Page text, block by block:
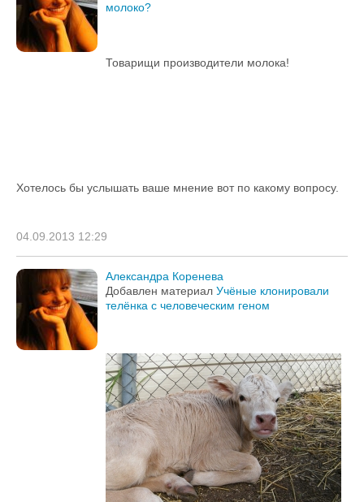
молоко?
Товарищи производители молока!
Хотелось бы услышать ваше мнение вот по какому вопросу.
04.09.2013 12:29
Александра Коренева
Добавлен материал Учёные клонировали
телёнка с человеческим геном